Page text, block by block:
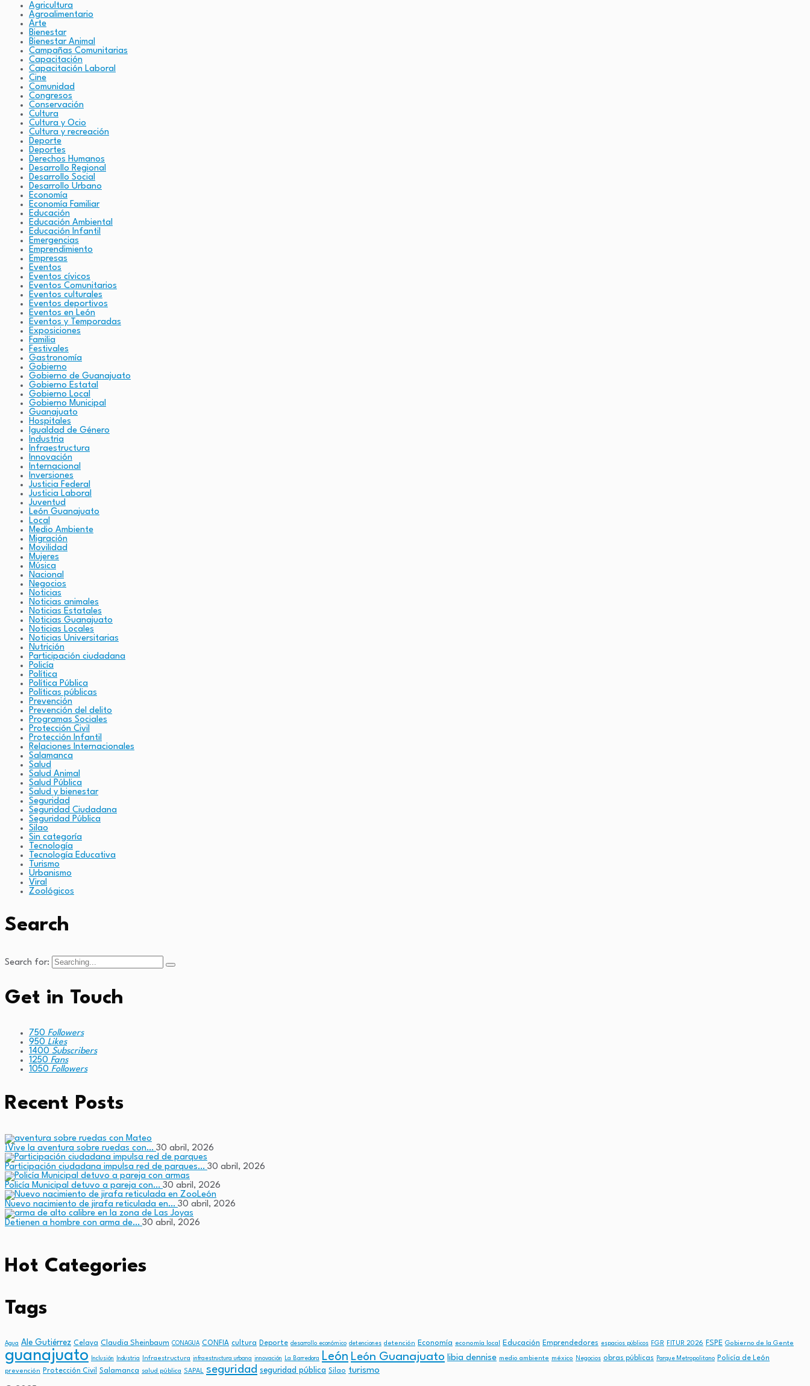
Agricultura
Agroalimentario
Arte
Bienestar
Bienestar Animal
Campañas Comunitarias
Capacitación
Capacitación Laboral
Cine
Comunidad
Congresos
Conservación
Cultura
Cultura y Ocio
Cultura y recreación
Deporte
Deportes
Derechos Humanos
Desarrollo Regional
Desarrollo Social
Desarrollo Urbano
Economía
Economía Familiar
Educación
Educación Ambiental
Educación Infantil
Emergencias
Emprendimiento
Empresas
Eventos
Eventos cívicos
Eventos Comunitarios
Eventos culturales
Eventos deportivos
Eventos en León
Eventos y Temporadas
Exposiciones
Familia
Festivales
Gastronomía
Gobierno
Gobierno de Guanajuato
Gobierno Estatal
Gobierno Local
Gobierno Municipal
Guanajuato
Hospitales
Igualdad de Género
Industria
Infraestructura
Innovación
Internacional
Inversiones
Justicia Federal
Justicia Laboral
Juventud
León Guanajuato
Local
Medio Ambiente
Migración
Movilidad
Mujeres
Música
Nacional
Negocios
Noticias
Noticias animales
Noticias Estatales
Noticias Guanajuato
Noticias Locales
Noticias Universitarias
Nutrición
Participación ciudadana
Policía
Política
Política Pública
Políticas públicas
Prevención
Prevención del delito
Programas Sociales
Protección Civil
Protección Infantil
Relaciones Internacionales
Salamanca
Salud
Salud Animal
Salud Pública
Salud y bienestar
Seguridad
Seguridad Ciudadana
Seguridad Pública
Silao
Sin categoría
Tecnología
Tecnología Educativa
Turismo
Urbanismo
Viral
Zoológicos
Search
Search for:
Get in Touch
750 Followers
950 Likes
1400 Subscribers
1250 Fans
1050 Followers
Recent Posts
¡Vive la aventura sobre ruedas con… 30 abril, 2026
Participación ciudadana impulsa red de parques… 30 abril, 2026
Policía Municipal detuvo a pareja con… 30 abril, 2026
Nuevo nacimiento de jirafa reticulada en… 30 abril, 2026
Detienen a hombre con arma de… 30 abril, 2026
Hot Categories
Tags
Agua Ale Gutiérrez Celaya Claudia Sheinbaum CONAGUA CONFIA cultura Deporte desarrollo económico detenciones detención Economía economía local Educación Emprendedores espacios públicos FGR FITUR 2026 FSPE Gobierno de la Gente
guanajuato Inclusión Industria Infraestructura infraestructura urbana innovación La Barredora León León Guanajuato libia dennise medio ambiente méxico Negocios obras públicas Parque Metropolitano Policía de León
prevención Protección Civil Salamanca salud pública SAPAL seguridad seguridad pública Silao turismo